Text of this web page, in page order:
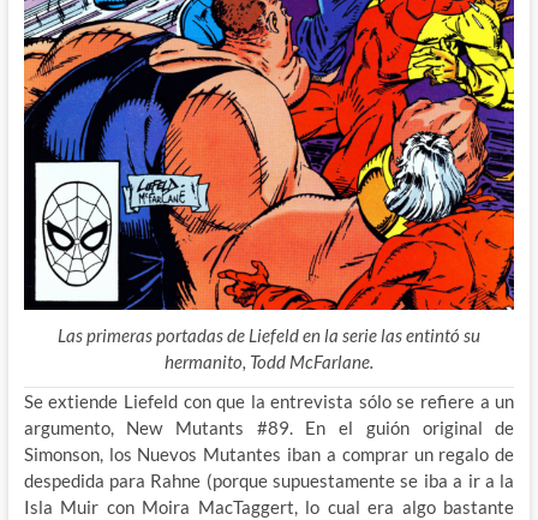
Las primeras portadas de Liefeld en la serie las entintó su
hermanito, Todd McFarlane.
Se extiende Liefeld con que la entrevista sólo se refiere a un
argumento, New Mutants #89. En el guión original de
Simonson, los Nuevos Mutantes iban a comprar un regalo de
despedida para Rahne (porque supuestamente se iba a ir a la
Isla Muir con Moira MacTaggert, lo cual era algo bastante